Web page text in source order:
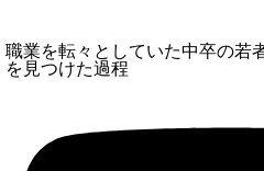
職業を転々としていた中卒の若
を見つけた過程